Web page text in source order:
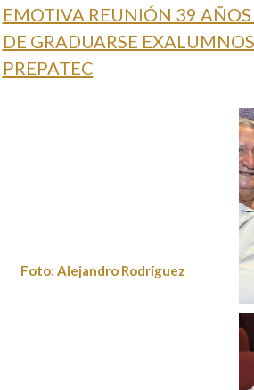
EMOTIVA REUNIÓN 39 AÑOS
DE GRADUARSE
PREPATEC
Foto: Alejandro Rodríguez